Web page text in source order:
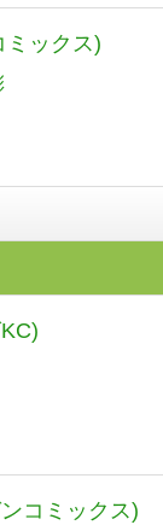
ミックス)
コミックス)